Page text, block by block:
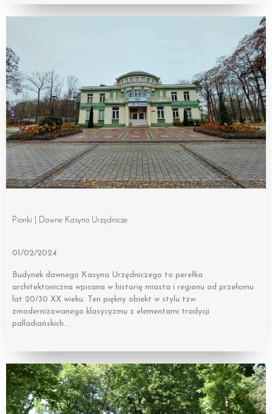
Pionki | Dawne Kasyno Urzędnicze
01/02/2024
Budynek dawnego Kasyna Urzędniczego to perełka
architektoniczna wpisana w historię miasta i regionu od przełomu
lat 20/30 XX wieku. Ten piękny obiekt w stylu tzw.
zmodernizowanego klasycyzmu z elementami tradycji
palladiańskich…